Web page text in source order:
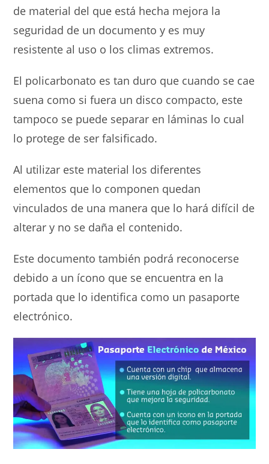
de material del que está hecha mejora la
seguridad de un documento y es muy
resistente al uso o los climas extremos.
El policarbonato es tan duro que cuando se cae
suena como si fuera un disco compacto, este
tampoco se puede separar en láminas lo cual
lo protege de ser falsificado.
Al utilizar este material los diferentes
elementos que lo componen quedan
vinculados de una manera que lo hará difícil de
alterar y no se daña el contenido.
Este documento también podrá reconocerse
debido a un ícono que se encuentra en la
portada que lo identifica como un pasaporte
electrónico.